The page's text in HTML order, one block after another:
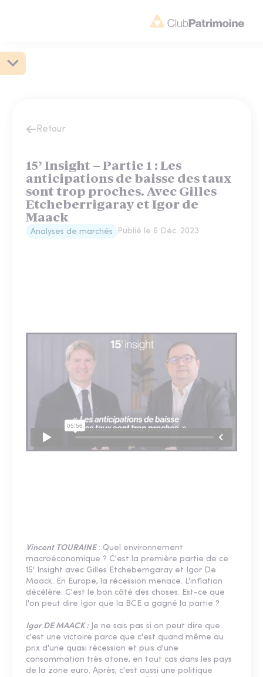
Retour
15’ Insight – Partie 1 : Les
anticipations de baisse des taux
sont trop proches. Avec Gilles
Etcheberrigaray et Igor de
Maack
Analyses de marchés Publié le 6 Déc. 2023
Vincent TOURAINE: Quel environnement
macroéconomique ? C'est la première partie de ce
15' Insight avec Gilles Etcheberrigaray et Igor De
Maack. En Europe, la récession menace. L'inflation
décélère. C'est le bon côté des choses. Est-ce que
l'on peut dire Igor que la BCE a gagné la partie ?
Igor DE MAACK :Je ne sais pas si on peut dire que
c'est une victoire parce que c'est quand même au
prix d'une quasi récession et puis d'une
consommation très atone, en tout cas dans les pays
de la zone euro. Après, c'est aussi une politique